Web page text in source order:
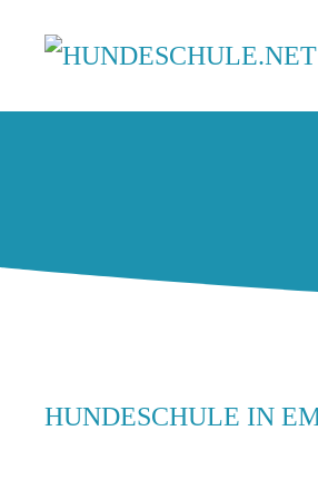
HUNDESCHULE IN